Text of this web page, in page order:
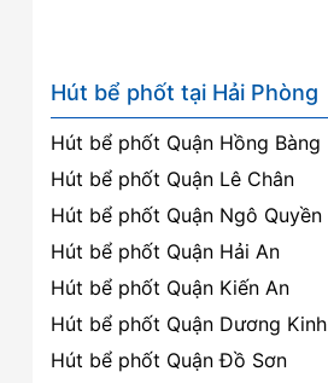
Hút bể phốt tại Hải Phòng
Hút bể phốt Quận Hồng Bàng
Hút bể phốt Quận Lê Chân
Hút bể phốt Quận Ngô Quyền
Hút bể phốt Quận Hải An
Hút bể phốt Quận Kiến An
Hút bể phốt Quận Dương Kinh
Hút bể phốt Quận Đồ Sơn